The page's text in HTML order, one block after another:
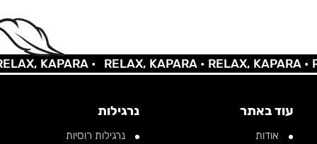
KAPARA • RELAX, KAPARA •RELAX, KAPARA •
עוד באתר
אודות
נרגילות
נרגילות רוסיות